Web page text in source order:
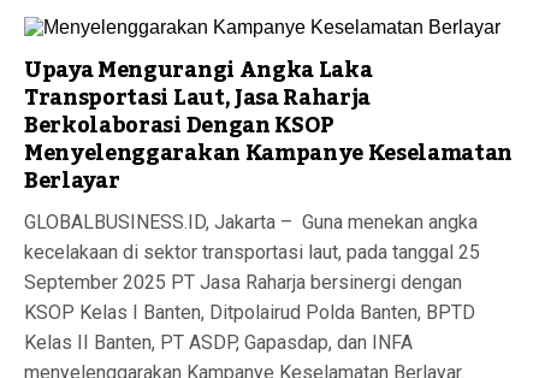
Upaya Mengurangi Angka Laka
Transportasi Laut, Jasa Raharja
Berkolaborasi Dengan KSOP
Menyelenggarakan Kampanye Keselamatan
Berlayar
GLOBALBUSINESS.ID, Jakarta – Guna menekan angka
kecelakaan di sektor transportasi laut, pada tanggal 25
September 2025 PT Jasa Raharja bersinergi dengan
KSOP Kelas I Banten, Ditpolairud Polda Banten, BPTD
Kelas II Banten, PT ASDP, Gapasdap, dan INFA
menyelenggarakan Kampanye Keselamatan Berlayar.